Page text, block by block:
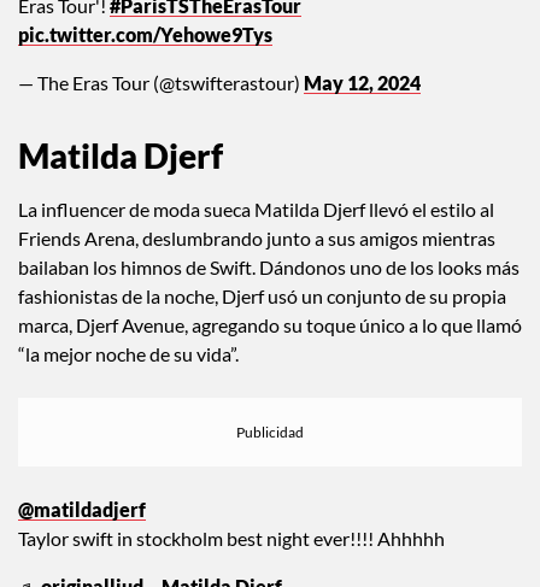
Kravitz era un Swiftie?
🚨| Lenny Kravitz is at tonight's show of Taylor Swift's 'The
Matilda Djerf
La influencer de moda sueca Matilda Djerf llevó el estilo al
Friends Arena, deslumbrando junto a sus amigos mientras
bailaban los himnos de Swift. Dándonos uno de los looks más
marca, Djerf Avenue, agregando su toque único a lo que llamó